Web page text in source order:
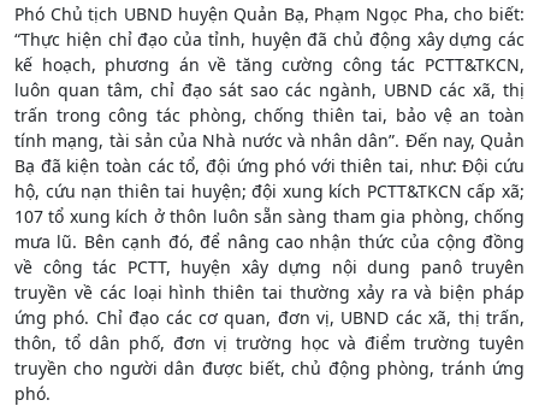
Phó Chủ tịch UBND huyện Quản Bạ, Phạm Ngọc Pha, cho biết:
“Thực hiện chỉ đạo của tỉnh, huyện đã chủ động xây dựng các
kế hoạch, phương án về tăng cường công tác PCTT&TKCN,
luôn quan tâm, chỉ đạo sát sao các ngành, UBND các xã, thị
trấn trong công tác phòng, chống thiên tai, bảo vệ an toàn
tính mạng, tài sản của Nhà nước và nhân dân”. Đến nay, Quản
Bạ đã kiện toàn các tổ, đội ứng phó với thiên tai, như: Đội cứu
hộ, cứu nạn thiên tai huyện; đội xung kích PCTT&TKCN cấp xã;
107 tổ xung kích ở thôn luôn sẵn sàng tham gia phòng, chống
mưa lũ. Bên cạnh đó, để nâng cao nhận thức của cộng đồng
về công tác PCTT, huyện xây dựng nội dung panô truyên
truyền về các loại hình thiên tai thường xảy ra và biện pháp
ứng phó. Chỉ đạo các cơ quan, đơn vị, UBND các xã, thị trấn,
thôn, tổ dân phố, đơn vị trường học và điểm trường tuyên
truyền cho người dân được biết, chủ động phòng, tránh ứng
phó.